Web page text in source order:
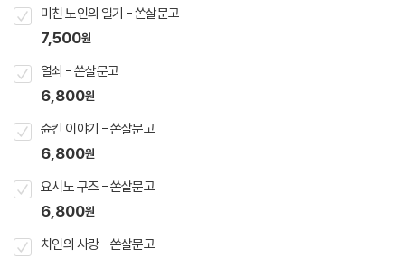
미친 노인의 일기 - 쏜살문고
7,500원
열쇠 - 쏜살문고
6,800원
슌킨 이야기 - 쏜살문고
6,800원
요시노 구즈 - 쏜살문고
6,800원
치인의 사랑 - 쏜살문고